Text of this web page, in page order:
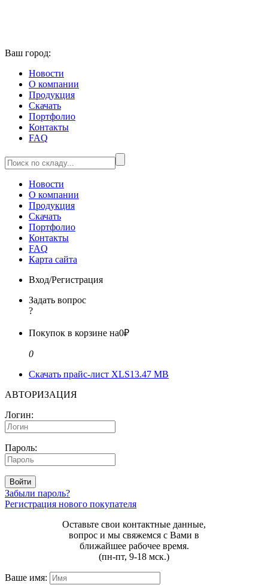
Ваш город:
Новости
О компании
Продукция
Скачать
Портфолио
Контакты
FAQ
Новости
О компании
Продукция
Скачать
Портфолио
Контакты
FAQ
Карта сайта
Вход/Регистрация
Задать вопрос
?
Покупок в корзине на0₽
0
Скачать прайс-лист XLS13.47 MB
АВТОРИЗАЦИЯ
Логин:
Пароль:
Войти
Забыли пароль?
Регистрация нового покупателя
Оставьте свои контактные данные,
вопрос и мы свяжемся с Вами в
ближайшее рабочее время.
(пн-пт, 9-18 мск.)
Ваше имя: